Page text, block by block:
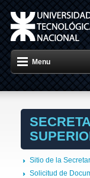
Menu
Sitio de la
Solicitud de